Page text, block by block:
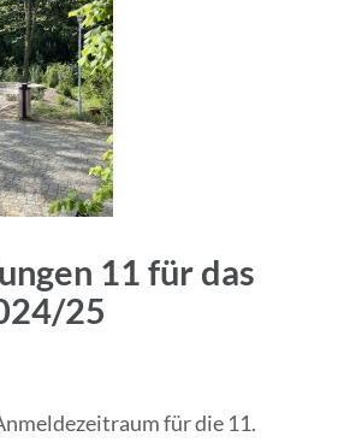
11 für das
25
für die 11.